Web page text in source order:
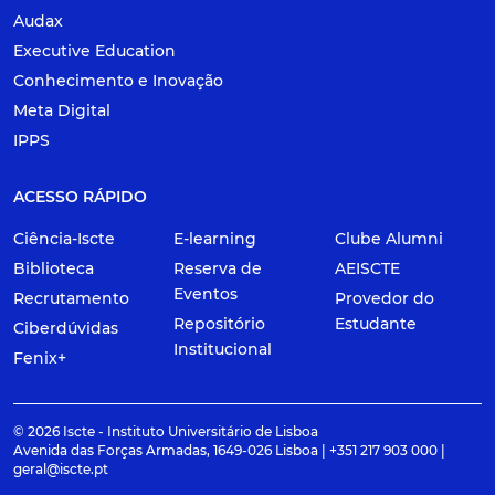
Audax
Executive Education
Conhecimento e Inovação
Meta Digital
IPPS
ACESSO RÁPIDO
Ciência-Iscte
Biblioteca
Recrutamento
Ciberdúvidas
Fenix+
E-learning
Reserva de
Eventos
Repositório
Institucional
Clube Alumni
AEISCTE
Provedor do
Estudante
© 2026 Iscte - Instituto Universitário de Lisboa
Avenida das Forças Armadas, 1649-026 Lisboa | +351 217 903 000 |
geral@iscte.pt